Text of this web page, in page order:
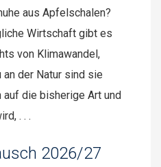
aus Apfelschalen?
Wirtschaft gibt es
von Klimawandel,
an der Natur sind sie
auf die bisherige Art und
. . .
2026/27